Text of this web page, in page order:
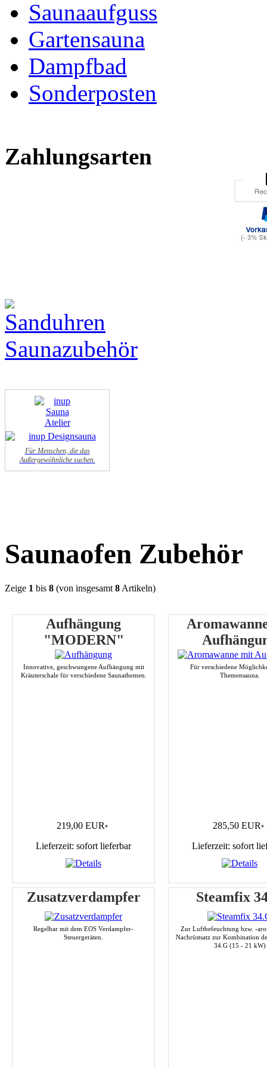
Saunaaufguss
Gartensauna
Dampfbad
Sonderposten
Zahlungsarten
Für Menschen, die das
Außergewöhnliche suchen.
Saunaofen Zubehör
Zeige 1 bis 8 (von insgesamt 8 Artikeln)
Aufhängung
"MODERN"
Innovative, geschwungene Aufhängung mit
Kräuterschale für verschiedene Saunathemen.
219,00 EUR*
Lieferzeit: sofort lieferbar
Für verschiedene
Themensauna.
285,50 EUR*
Lieferzeit: sofort
Zusatzverdampfer
Regelbar mit dem EOS Verdampfer-
Steuergeräten.
Steamfix
Zur Luftbefeuchtung bzw. -
Nachrüstsatz zur Kombination
34.G (15 - 21 kW)